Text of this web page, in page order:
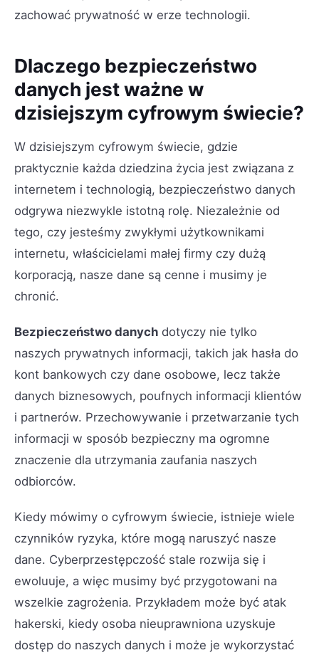
zachować prywatność w erze technologii.
Dlaczego bezpieczeństwo
danych jest ważne w
dzisiejszym cyfrowym świecie?
W dzisiejszym cyfrowym świecie, gdzie
praktycznie każda dziedzina życia jest związana z
internetem i technologią, bezpieczeństwo danych
odgrywa niezwykle istotną rolę. Niezależnie od
tego, czy jesteśmy zwykłymi użytkownikami
internetu, właścicielami małej firmy czy dużą
korporacją, nasze dane są cenne i musimy je
chronić.
Bezpieczeństwo danych dotyczy nie tylko
naszych prywatnych informacji, takich jak hasła do
kont bankowych czy dane osobowe, lecz także
danych biznesowych, poufnych informacji klientów
i partnerów. Przechowywanie i przetwarzanie tych
informacji w sposób bezpieczny ma ogromne
znaczenie dla utrzymania zaufania naszych
odbiorców.
Kiedy mówimy o cyfrowym świecie, istnieje wiele
czynników ryzyka, które mogą naruszyć nasze
dane. Cyberprzestępczość stale rozwija się i
ewoluuje, a więc musimy być przygotowani na
wszelkie zagrożenia. Przykładem może być atak
hakerski, kiedy osoba nieuprawniona uzyskuje
dostęp do naszych danych i może je wykorzystać